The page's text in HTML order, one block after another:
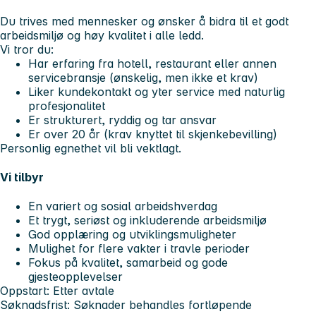
Du trives med mennesker og ønsker å bidra til et godt
arbeidsmiljø og høy kvalitet i alle ledd.
Vi tror du:
Har erfaring fra hotell, restaurant eller annen
servicebransje (ønskelig, men ikke et krav)
Liker kundekontakt og yter service med naturlig
profesjonalitet
Er strukturert, ryddig og tar ansvar
Er over 20 år (krav knyttet til skjenkebevilling)
Personlig egnethet vil bli vektlagt.
Vi tilbyr
En variert og sosial arbeidshverdag
Et trygt, seriøst og inkluderende arbeidsmiljø
God opplæring og utviklingsmuligheter
Mulighet for flere vakter i travle perioder
Fokus på kvalitet, samarbeid og gode
gjesteopplevelser
Oppstart: Etter avtale
Søknadsfrist: Søknader behandles fortløpende